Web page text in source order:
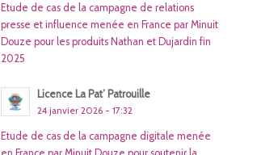
Etude de cas de la campagne de relations
presse et influence menée en France par Minuit
Douze pour les produits Nathan et Dujardin fin
2025
Licence La Pat’ Patrouille
24 janvier 2026 - 17:32
Etude de cas de la campagne digitale menée